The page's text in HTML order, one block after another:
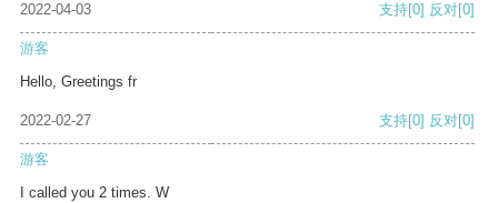
2022-04-03 支持[0] 反对[0]
游客
Hello, Greetings fr
2022-02-27 支持[0] 反对[0]
游客
I called you 2 times. W